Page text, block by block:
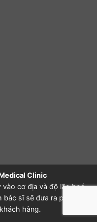
Clinic
cơ địa và độ lão hoá
sĩ sẽ đưa ra phác đồ
hàng.